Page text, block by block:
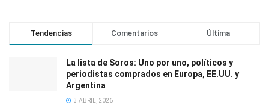
Tendencias Comentarios Última
La lista de Soros: Uno por uno, políticos y
periodistas comprados en Europa, EE.UU. y
Argentina
3 ABRIL, 2026